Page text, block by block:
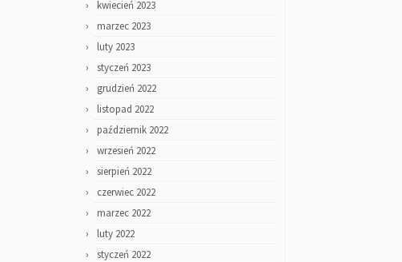
kwiecień 2023
marzec 2023
luty 2023
styczeń 2023
grudzień 2022
listopad 2022
październik 2022
wrzesień 2022
sierpień 2022
czerwiec 2022
marzec 2022
luty 2022
styczeń 2022